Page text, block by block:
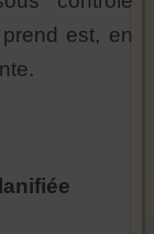
est, en